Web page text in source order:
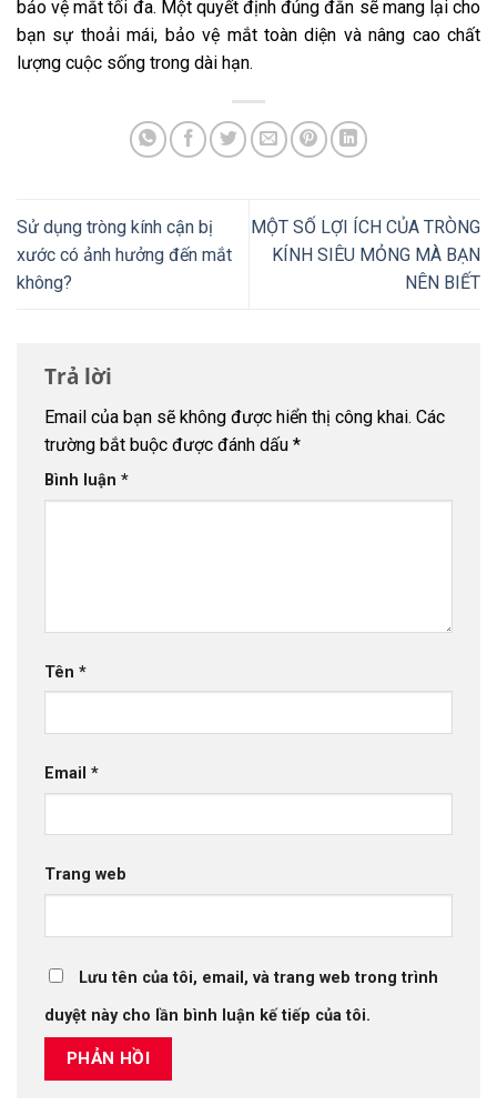
bảo vệ mắt tối đa. Một quyết định đúng đắn sẽ mang lại cho
bạn sự thoải mái, bảo vệ mắt toàn diện và nâng cao chất
lượng cuộc sống trong dài hạn.
Sử dụng tròng kính cận bị
xước có ảnh hưởng đến mắt
không?
MỘT SỐ LỢI ÍCH CỦA TRÒNG
KÍNH SIÊU MỎNG MÀ BẠN
NÊN BIẾT
Trả lời
Email của bạn sẽ không được hiển thị công khai. Các
trường bắt buộc được đánh dấu *
Bình luận *
Tên *
Email *
Trang web
Lưu tên của tôi, email, và trang web trong trình
duyệt này cho lần bình luận kế tiếp của tôi.